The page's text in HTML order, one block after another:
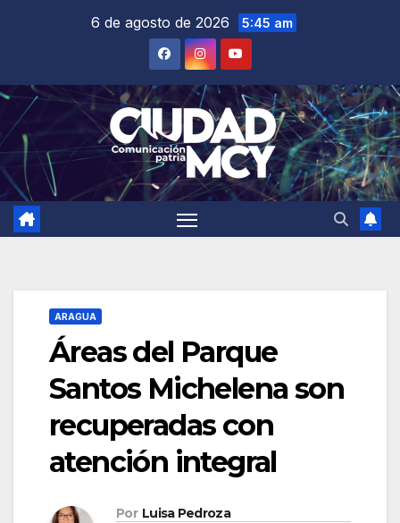
6 de agosto de 2026 5:45 am
ARAGUA
Áreas del Parque
Santos Michelena son
recuperadas con
atención integral
Por Luisa Pedroza